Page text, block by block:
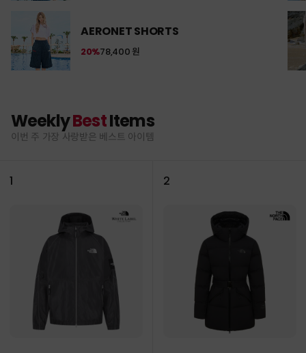
AERONET SHORTS
78,400 원
20%
WeeklyBestItems
이번 주 가장 사랑받은 베스트 아이템
1 2